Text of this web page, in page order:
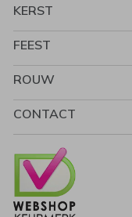
KERST
FEEST
ROUW
CONTACT